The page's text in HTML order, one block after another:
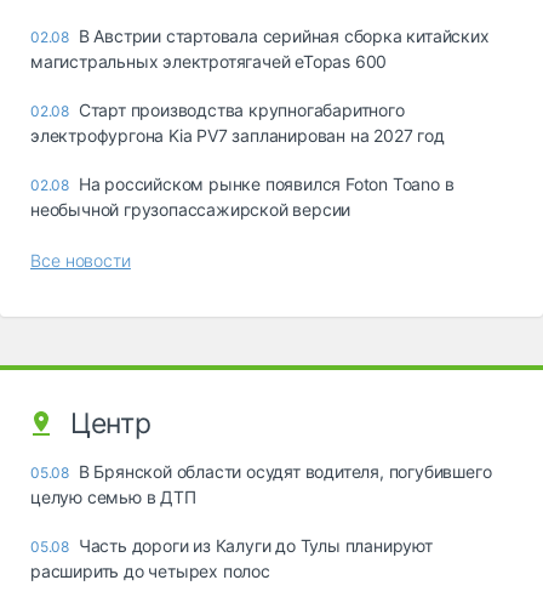
02.08 В Австрии стартовала серийная сборка китайских
магистральных электротягачей eTopas 600
02.08 Старт производства крупногабаритного
электрофургона Kia PV7 запланирован на 2027 год
02.08 На российском рынке появился Foton Toano в
необычной грузопассажирской версии
Все новости
Центр
05.08 В Брянской области осудят водителя, погубившего
целую семью в ДТП
05.08 Часть дороги из Калуги до Тулы планируют
расширить до четырех полос